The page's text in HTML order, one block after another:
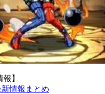
】
情報まとめ